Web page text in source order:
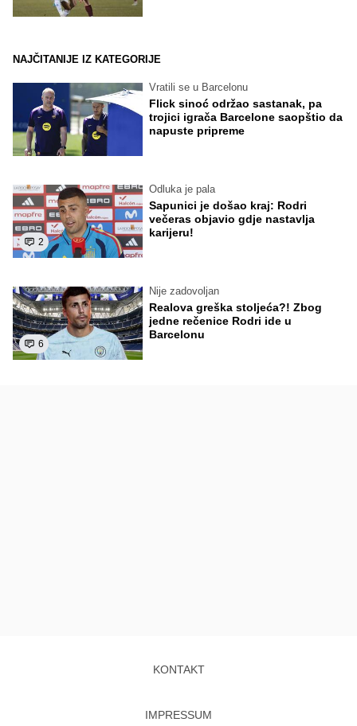
NAJČITANIJE IZ KATEGORIJE
Vratili se u Barcelonu
Flick sinoć održao sastanak, pa
trojici igrača Barcelone saopštio da
napuste pripreme
2
Odluka je pala
Sapunici je došao kraj: Rodri
večeras objavio gdje nastavlja
karijeru!
6
Nije zadovoljan
Realova greška stoljeća?! Zbog
jedne rečenice Rodri ide u
Barcelonu
KONTAKT
IMPRESSUM